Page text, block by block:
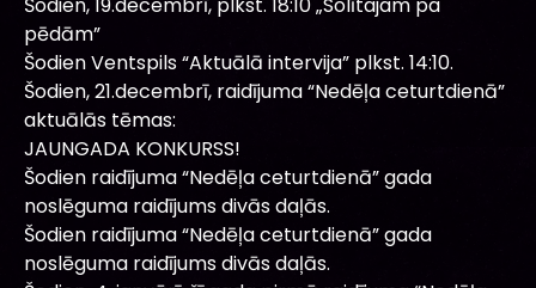
pēdām”
Šodien Ventspils “Aktuālā intervija” plkst. 14:10.
Šodien, 21.decembrī, raidījuma “Nedēļa ceturtdienā”
aktuālās tēmas:
JAUNGADA KONKURSS!
Šodien raidījuma “Nedēļa ceturtdienā” gada
noslēguma raidījums divās daļās.
Šodien raidījuma “Nedēļa ceturtdienā” gada
noslēguma raidījums divās daļās.